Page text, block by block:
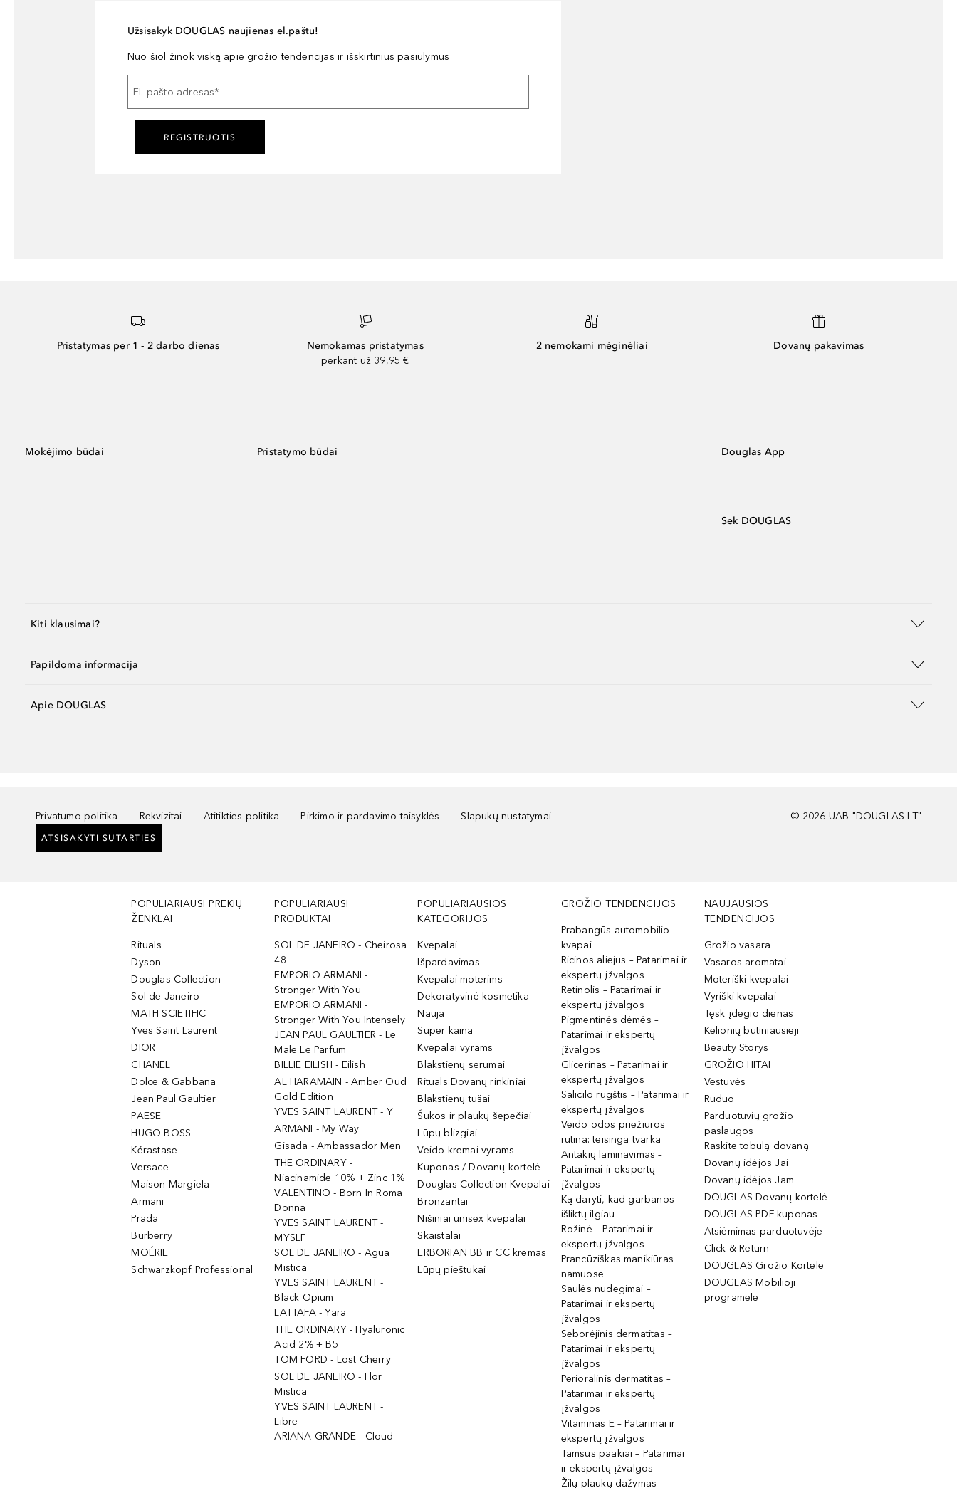
Užsisakyk DOUGLAS naujienas el.paštu!
Nuo šiol žinok viską apie grožio tendencijas ir išskirtinius pasiūlymus
El. pašto adresas*
REGISTRUOTIS
Pristatymas per 1 - 2 darbo dienas
Nemokamas pristatymas
perkant už 39,95 €
2 nemokami mėginėliai Dovanų pakavimas
Mokėjimo būdai Pristatymo būdai Douglas App
Sek DOUGLAS
Kiti klausimai?
Papildoma informacija
Apie DOUGLAS
Privatumo politika Rekvizitai Atitikties politika Pirkimo ir pardavimo taisyklės Slapukų nustatymai
ATSISAKYTI SUTARTIES
© 2026 UAB "DOUGLAS LT"
POPULIARIAUSI PREKIŲ
ŽENKLAI
Rituals
Dyson
Douglas Collection
Sol de Janeiro
MATH SCIETIFIC
Yves Saint Laurent
DIOR
CHANEL
Dolce & Gabbana
Jean Paul Gaultier
PAESE
HUGO BOSS
Kérastase
Versace
Maison Margiela
Armani
Prada
Burberry
MOÉRIE
Schwarzkopf Professional
POPULIARIAUSI
PRODUKTAI
SOL DE JANEIRO - Cheirosa
48
EMPORIO ARMANI -
Stronger With You
EMPORIO ARMANI -
Stronger With You Intensely
JEAN PAUL GAULTIER - Le
Male Le Parfum
BILLIE EILISH - Eilish
AL HARAMAIN - Amber Oud
Gold Edition
YVES SAINT LAURENT - Y
ARMANI - My Way
Gisada - Ambassador Men
THE ORDINARY -
Niacinamide 10% + Zinc 1%
VALENTINO - Born In Roma
Donna
YVES SAINT LAURENT -
MYSLF
SOL DE JANEIRO - Agua
Mistica
YVES SAINT LAURENT -
Black Opium
LATTAFA - Yara
THE ORDINARY - Hyaluronic
Acid 2% + B5
TOM FORD - Lost Cherry
SOL DE JANEIRO - Flor
Mistica
YVES SAINT LAURENT -
Libre
ARIANA GRANDE - Cloud
POPULIARIAUSIOS
KATEGORIJOS
Kvepalai
Išpardavimas
Kvepalai moterims
Dekoratyvinė kosmetika
Nauja
Super kaina
Kvepalai vyrams
Blakstienų serumai
Rituals Dovanų rinkiniai
Blakstienų tušai
Šukos ir plaukų šepečiai
Lūpų blizgiai
Veido kremai vyrams
Kuponas / Dovanų kortelė
Douglas Collection Kvepalai
Bronzantai
Nišiniai unisex kvepalai
Skaistalai
ERBORIAN BB ir CC kremas
Lūpų pieštukai
GROŽIO TENDENCIJOS
Prabangūs automobilio
kvapai
Ricinos aliejus – Patarimai ir
ekspertų įžvalgos
Retinolis – Patarimai ir
ekspertų įžvalgos
Pigmentinės dėmės –
Patarimai ir ekspertų
įžvalgos
Glicerinas – Patarimai ir
ekspertų įžvalgos
Salicilo rūgštis – Patarimai ir
ekspertų įžvalgos
Veido odos priežiūros
rutina: teisinga tvarka
Antakių laminavimas –
Patarimai ir ekspertų
įžvalgos
Ką daryti, kad garbanos
išliktų ilgiau
Rožinė – Patarimai ir
ekspertų įžvalgos
Prancūziškas manikiūras
namuose
Saulės nudegimai –
Patarimai ir ekspertų
įžvalgos
Seborėjinis dermatitas –
Patarimai ir ekspertų
įžvalgos
Perioralinis dermatitas –
Patarimai ir ekspertų
įžvalgos
Vitaminas E – Patarimai ir
ekspertų įžvalgos
Tamsūs paakiai – Patarimai
ir ekspertų įžvalgos
Žilų plaukų dažymas –
NAUJAUSIOS
TENDENCIJOS
Grožio vasara
Vasaros aromatai
Moteriški kvepalai
Vyriški kvepalai
Tęsk įdegio dienas
Kelionių būtiniausieji
Beauty Storys
GROŽIO HITAI
Vestuvės
Ruduo
Parduotuvių grožio
paslaugos
Raskite tobulą dovaną
Dovanų idėjos Jai
Dovanų idėjos Jam
DOUGLAS Dovanų kortelė
DOUGLAS PDF kuponas
Atsiėmimas parduotuvėje
Click & Return
DOUGLAS Grožio Kortelė
DOUGLAS Mobilioji
programėlė